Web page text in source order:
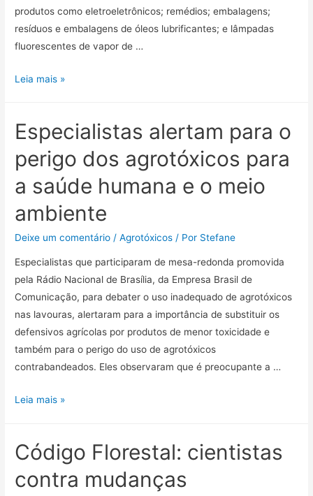
produtos como eletroeletrônicos; remédios; embalagens;
resíduos e embalagens de óleos lubrificantes; e lâmpadas
fluorescentes de vapor de …
Leia mais »
Especialistas alertam para o
perigo dos agrotóxicos para
a saúde humana e o meio
ambiente
Deixe um comentário /Agrotóxicos / Por Stefane
Especialistas que participaram de mesa-redonda promovida
pela Rádio Nacional de Brasília, da Empresa Brasil de
Comunicação, para debater o uso inadequado de agrotóxicos
nas lavouras, alertaram para a importância de substituir os
defensivos agrícolas por produtos de menor toxicidade e
também para o perigo do uso de agrotóxicos
contrabandeados. Eles observaram que é preocupante a …
Leia mais »
Código Florestal: cientistas
contra mudanças